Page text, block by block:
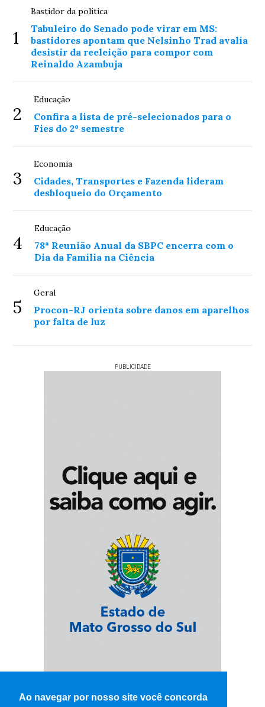
Ao navegar por nosso site você concorda
1
Bastidor da política
Tabuleiro do Senado pode virar em MS:
bastidores apontam que Nelsinho Trad avalia
desistir da reeleição para compor com
Reinaldo Azambuja
2
Educação
Confira a lista de pré-selecionados para o
Fies do 2º semestre
3
Economia
Cidades, Transportes e Fazenda lideram
desbloqueio do Orçamento
4
Educação
78ª Reunião Anual da SBPC encerra com o
Dia da Família na Ciência
5
Geral
Procon-RJ orienta sobre danos em aparelhos
por falta de luz
PUBLICIDADE